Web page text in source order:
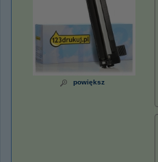
powiększ